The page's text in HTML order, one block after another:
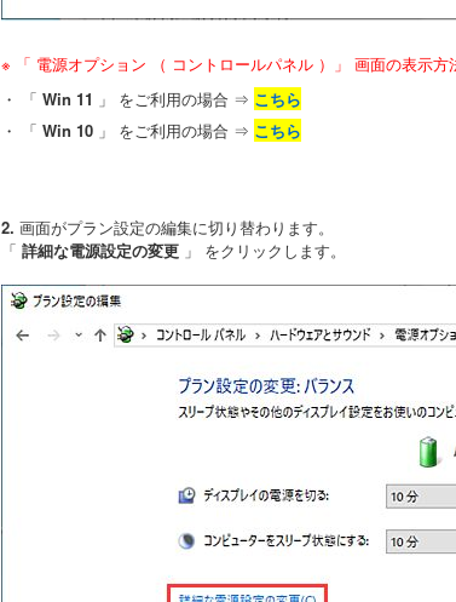
※ 「 電源オプション （ コントロールパネル ）」 画面の表示方
・ 「 Win 11 」 をご利用の場合 ⇒ こちら
・ 「 Win 10 」 をご利用の場合 ⇒ こちら
2. 画面がプラン設定の編集に切り替わります。
「 詳細な電源設定の変更 」 をクリックします。